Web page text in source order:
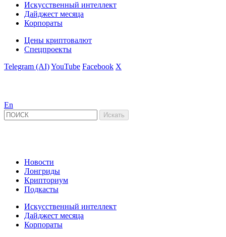
Искусственный интеллект
Дайджест месяца
Корпораты
Цены криптовалют
Спецпроекты
Telegram (AI)YouTube Facebook X
En
Новости
Лонгриды
Крипториум
Подкасты
Искусственный интеллект
Дайджест месяца
Корпораты